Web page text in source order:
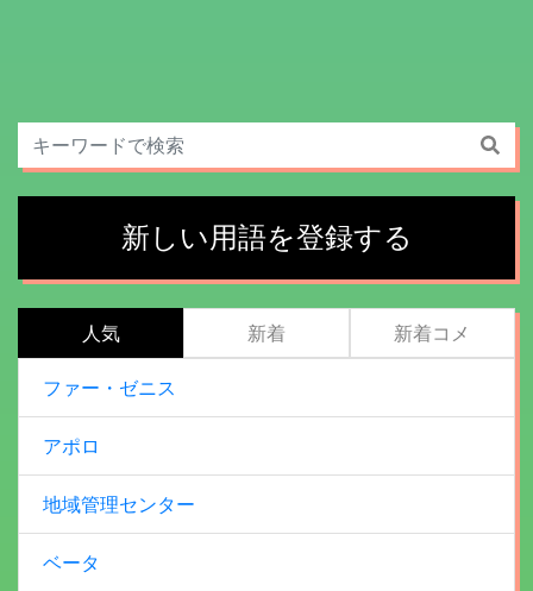
新しい用語を登録する
人気 新着 新着コメ
ファー・ゼニス
アポロ
地域管理センター
ベータ